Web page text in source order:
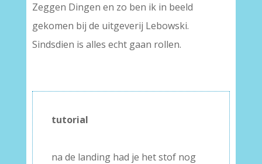
Zeggen Dingen en zo ben ik in beeld
gekomen bij de uitgeverij Lebowski.
Sindsdien is alles echt gaan rollen.
tutorial
na de landing had je het stof nog